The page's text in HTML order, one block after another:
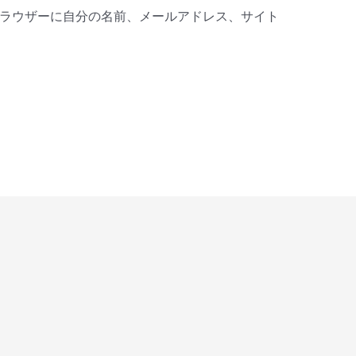
ウザーに自分の名前、メールアドレス、サイト